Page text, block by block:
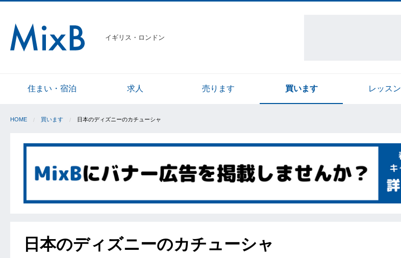
イギリス・ロンドン
住まい・宿泊 求人 売ります 買います レッスン
HOME 買います 日本のディズニーのカチューシャ
日本のディズニーのカチューシャ